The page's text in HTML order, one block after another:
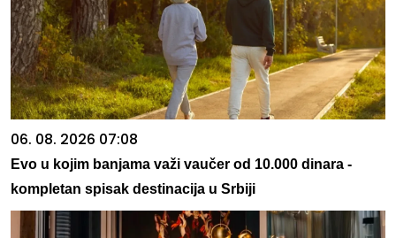
06. 08. 2026 07:08
Evo u kojim banjama važi vaučer od 10.000 dinara -
kompletan spisak destinacija u Srbiji